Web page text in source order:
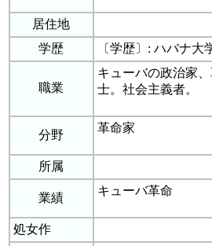
居住地
学歴
〔学歴〕: ハバナ大
職業
キューバの政治家
士。社会主義者。
分野
革命家
所属
業績
キューバ革命
処女作